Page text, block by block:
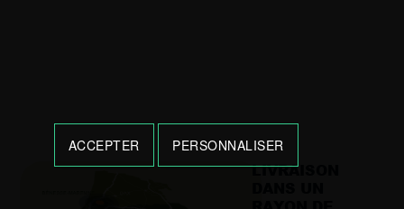
LIVRAISON
ACCEPTER PERSONNALISER